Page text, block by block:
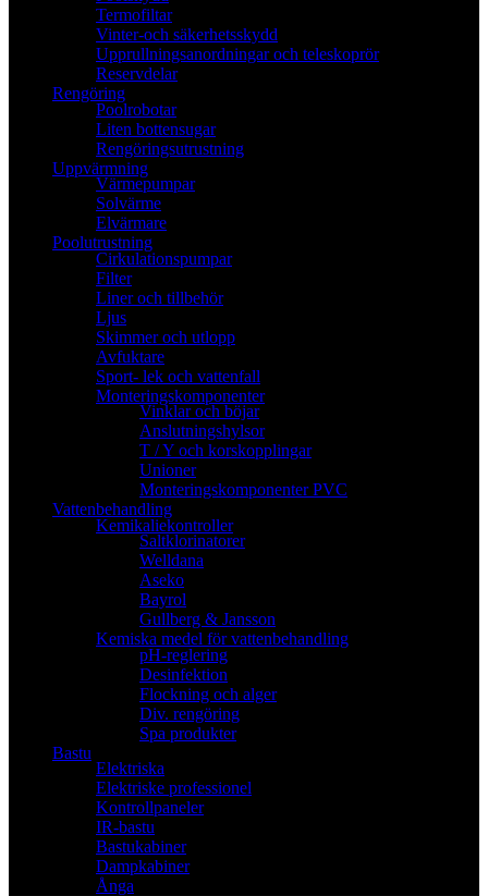
Termofiltar
Vinter-och säkerhetsskydd
Upprullningsanordningar och teleskoprör
Reservdelar
Rengöring
Poolrobotar
Liten bottensugar
Rengöringsutrustning
Uppvärmning
Värmepumpar
Solvärme
Elvärmare
Poolutrustning
Cirkulationspumpar
Filter
Liner och tillbehör
Ljus
Skimmer och utlopp
Avfuktare
Sport- lek och vattenfall
Monteringskomponenter
Vinklar och böjar
Anslutningshylsor
T / Y och korskopplingar
Unioner
Monteringskomponenter PVC
Vattenbehandling
Kemikaliekontroller
Saltklorinatorer
Welldana
Aseko
Bayrol
Gullberg & Jansson
Kemiska medel för vattenbehandling
pH-reglering
Desinfektion
Flockning och alger
Div. rengöring
Spa produkter
Bastu
Elektriska
Elektriske professionel
Kontrollpaneler
IR-bastu
Bastukabiner
Dampkabiner
Ånga